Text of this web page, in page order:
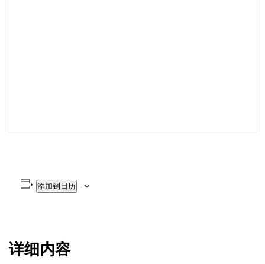
添加到日历
详细内容